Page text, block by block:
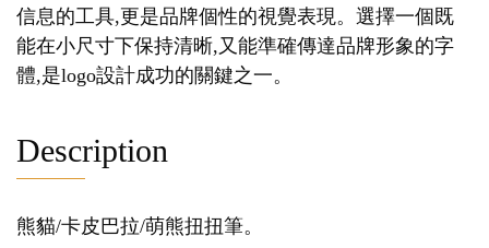
信息的工具,更是品牌個性的視覺表現。選擇一個既
能在小尺寸下保持清晰,又能準確傳達品牌形象的字
體,是logo設計成功的關鍵之一。
Description
熊貓/卡皮巴拉/萌熊扭扭筆。